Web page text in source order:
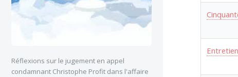
Réflexions sur le jugement en appel
condamnant Christophe Profit dans l'affaire